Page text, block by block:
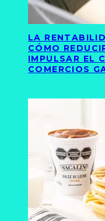
LA
CÓMO
IMPULSAR EL
COMERCIOS